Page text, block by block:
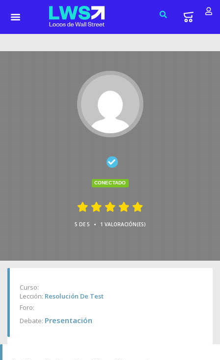
CONECTADO
5 DE 5 • 1 VALORACIÓN(ES)
Curso:
Lección: Resolución De Test
Foro:
Debate: Presentación